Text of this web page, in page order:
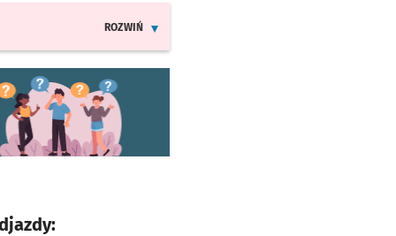
ROZWIŃ
się w nowej karcie